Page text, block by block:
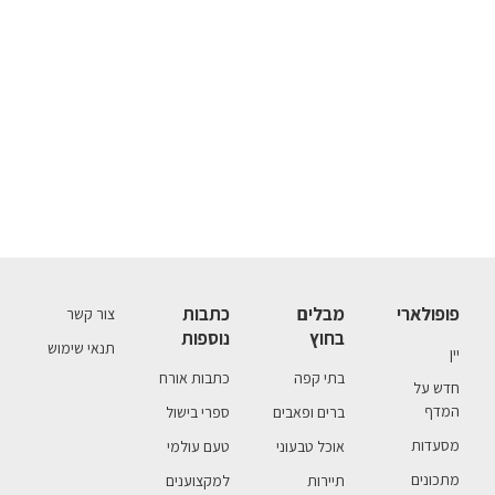
פופולארי
יין
חדש על
המדף
מסעדות
מתכונים
מבלים
בחוץ
בתי קפה
ברים ופאבים
אוכל טבעוני
תיירות
כתבות
נוספות
כתבות אורח
ספרי בישול
טעם עולמי
למקצוענים
צור קשר
תנאי שימוש